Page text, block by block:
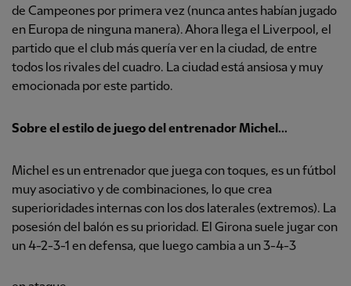
de Campeones por primera vez (nunca antes habían jugado
en Europa de ninguna manera). Ahora llega el Liverpool, el
partido que el club más quería ver en la ciudad, de entre
todos los rivales del cuadro. La ciudad está ansiosa y muy
emocionada por este partido.
Sobre el estilo de juego del entrenador Michel...
Michel es un entrenador que juega con toques, es un fútbol
muy asociativo y de combinaciones, lo que crea
superioridades internas con los dos laterales (extremos). La
posesión del balón es su prioridad. El Girona suele jugar con
un 4-2-3-1 en defensa, que luego cambia a un 3-4-3